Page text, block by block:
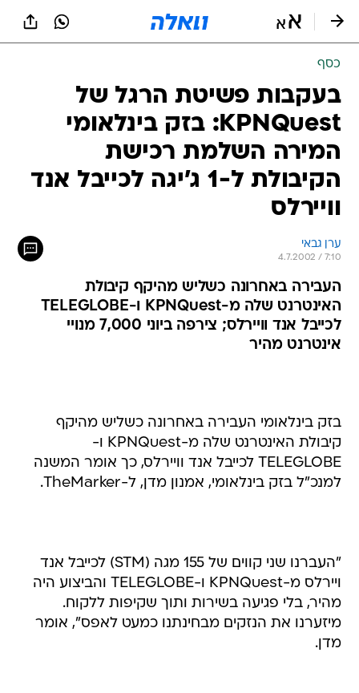
כסף
בעקבות פשיטת הרגל של
KPNQuest: בזק בינלאומי
המירה השלמת רכישת
הקיבולת ל-1 ג'יגה לכייבל אנד
וויירלס
ערן גבאי
4.7.2002 / 7:10
העבירה באחרונה כשליש מהיקף קיבולת
האינטרנט שלה מ-KPNQuest ו-TELEGLOBE
לכייבל אנד וויירלס; צירפה ביוני 7,000 מנויי
אינטרנט מהיר
בזק בינלאומי העבירה באחרונה כשליש מהיקף
קיבולת האינטרנט שלה מ-KPNQuest ו-
TELEGLOBE לכייבל אנד וויירלס, כך אומר המשנה
למנכ"ל בזק בינלאומי, אמנון מדן, ל-TheMarker.
"העברנו שני קווים של 155 מגה (STM) לכייבל אנד
ויירלס מ-KPNQuest ו-TELEGLOBE והביצוע היה
מהיר, בלי פגיעה בשירות ותוך שקיפות ללקוח.
מיזערנו את הנזקים מבחינתנו כמעט לאפס", אומר
מדן.